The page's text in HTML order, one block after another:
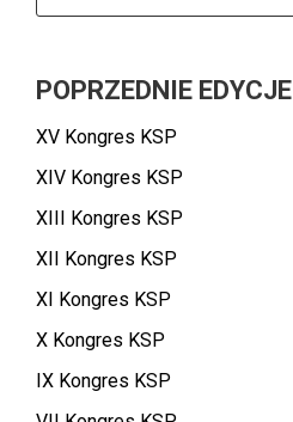
POPRZEDNIE EDYCJE
XV Kongres KSP
XIV Kongres KSP
XIII Kongres KSP
XII Kongres KSP
XI Kongres KSP
X Kongres KSP
IX Kongres KSP